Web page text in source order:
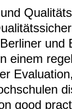
und
einem
good